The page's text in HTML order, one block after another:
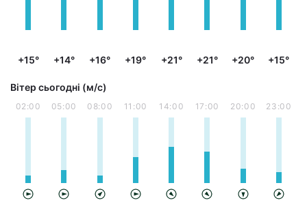
+15° +14° +16° +19° +21° +21° +20° +15°
Вітер сьогодні (м/с)
02:00 05:00 08:00 11:00 14:00 17:00 20:00 23:00